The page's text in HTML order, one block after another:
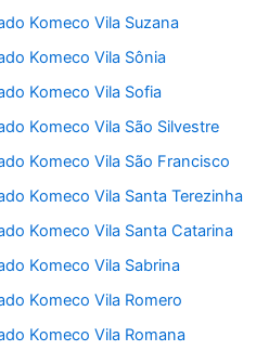
Komeco Vila Suzana
Komeco Vila Sônia
Komeco Vila Sofia
Komeco Vila São Silvestre
Komeco Vila São Francisco
Komeco Vila Santa Terezinha
Komeco Vila Santa Catarina
Komeco Vila Sabrina
Komeco Vila Romero
Komeco Vila Romana